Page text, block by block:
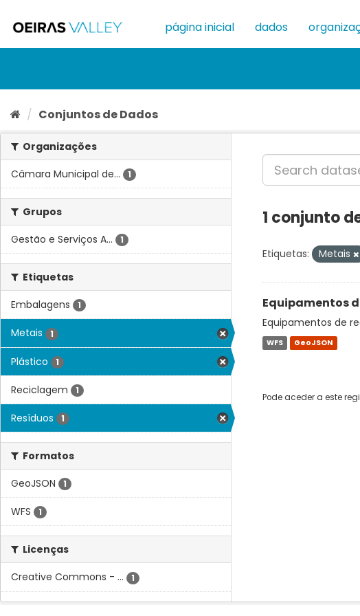
para
conteúdo
página inicial dados
Conjuntos de Dados
Organizações
Câmara Municipal de...
1
Grupos
Gestão e Serviços A...
1
Etiquetas
Embalagens
1
Metais 1
Plástico 1
Reciclagem 1
Resíduos 1
Formatos
GeoJSON
1
WFS 1
Licenças
Creative Commons - ...
1
1 conjunto
Etiquetas: Metais
Equipamentos
Equipamentos de
WFS GeoJSON
Pode aceder a este